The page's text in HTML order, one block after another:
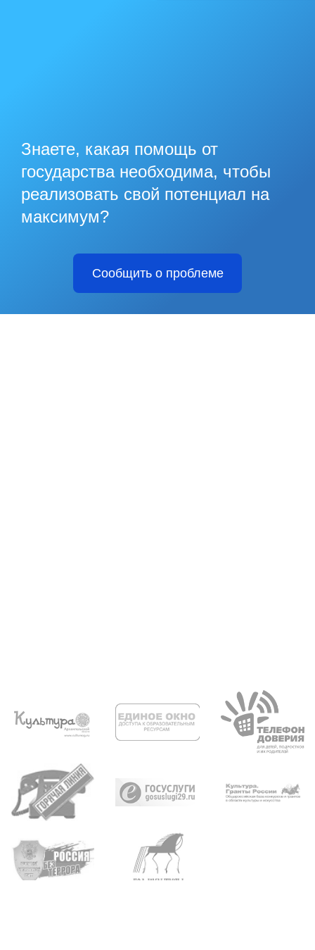
Знаете, какая помощь от
государства необходима, чтобы
реализовать свой потенциал на
максимум?
Сообщить о проблеме